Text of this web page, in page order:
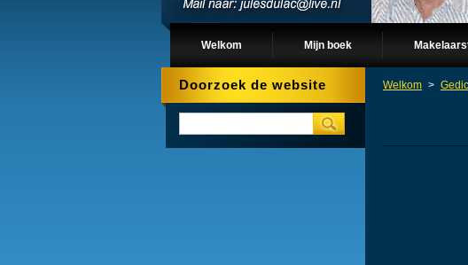
Welkom Mijn boek
Welkom >
Doorzoek de website